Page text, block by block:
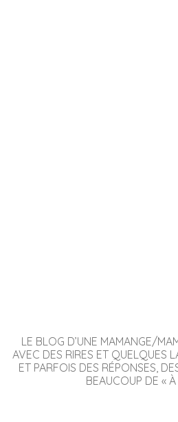
LE BLOG D’UNE MAMANGE/
AVEC DES RIRES ET QUELQUES
ET PARFOIS DES RÉPONSES,
BEAUCOUP DE «